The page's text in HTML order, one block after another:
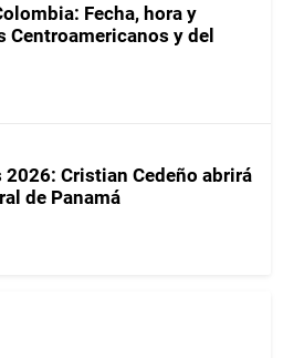
Fecha, hora y
Centroamericanos y del
2026: Cristian Cedeño abrirá
de Panamá